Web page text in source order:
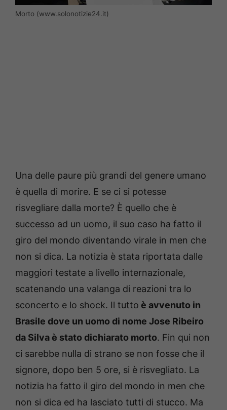
Morto (www.solonotizie24.it)
Una delle paure più grandi del genere umano
è quella di morire. E se ci si potesse
risvegliare dalla morte? È quello che è
successo ad un uomo, il suo caso ha fatto il
giro del mondo diventando virale in men che
non si dica. La notizia è stata riportata dalle
maggiori testate a livello internazionale,
scatenando una valanga di reazioni tra lo
sconcerto e lo shock. Il tutto è avvenuto in
Brasile dove un uomo di nome Jose Ribeiro
da Silva è stato dichiarato morto. Fin qui non
ci sarebbe nulla di strano se non fosse che il
signore, dopo ben 5 ore, si è risvegliato. La
notizia ha fatto il giro del mondo in men che
non si dica ed ha lasciato tutti di stucco. Ma